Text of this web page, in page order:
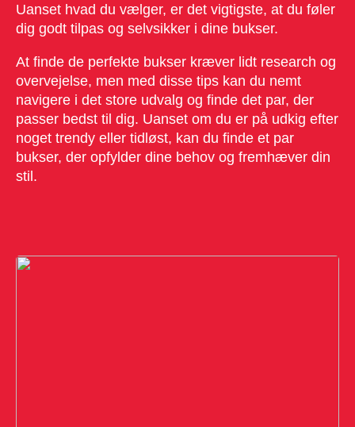
Uanset hvad du vælger, er det vigtigste, at du føler
dig godt tilpas og selvsikker i dine bukser.
At finde de perfekte bukser kræver lidt research og
overvejelse, men med disse tips kan du nemt
navigere i det store udvalg og finde det par, der
passer bedst til dig. Uanset om du er på udkig efter
noget trendy eller tidløst, kan du finde et par
bukser, der opfylder dine behov og fremhæver din
stil.